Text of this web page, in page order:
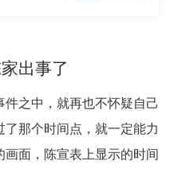
出事了
之中，就再也不怀疑自己
那个时间点，就一定能力
面，陈宣表上显示的时间